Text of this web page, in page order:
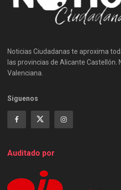
Noticias Ciudadanas te aproxima
las provincias de Alicante Castellón.
Valenciana.
Siguenos
Auditado por